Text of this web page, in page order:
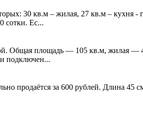
30 кв.м – жилая, 27 кв.м – кухня -
сотки. Ес...
Общая площадь — 105 кв.м, жилая —
подключен...
продаётся за 600 рублей. Длина 45